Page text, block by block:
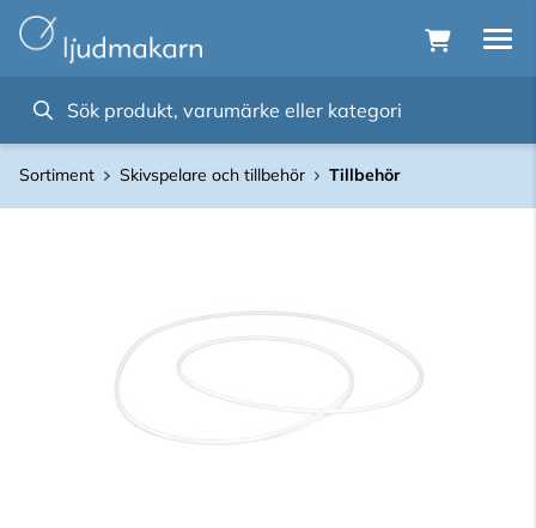
Sortiment Skivspelare och tillbehör Tillbehör